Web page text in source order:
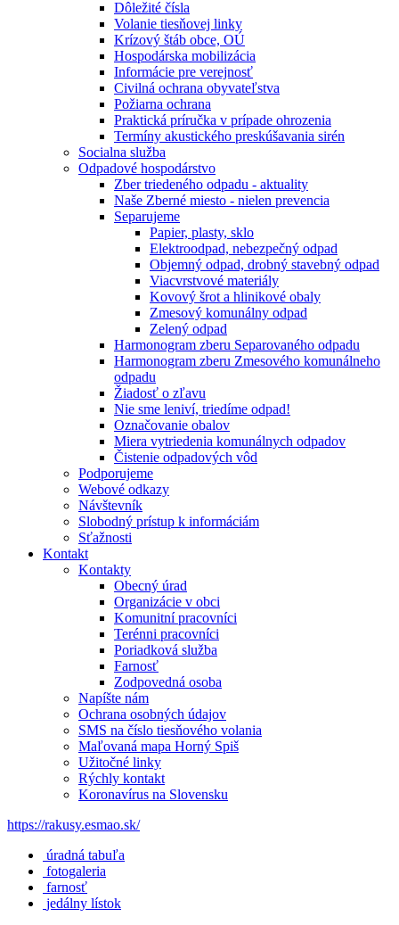
Dôležité čísla
Volanie tiesňovej linky
Krízový štáb obce, OÚ
Hospodárska mobilizácia
Informácie pre verejnosť
Civilná ochrana obyvateľstva
Požiarna ochrana
Praktická príručka v prípade ohrozenia
Termíny akustického preskúšavania sirén
Socialna služba
Odpadové hospodárstvo
Zber triedeného odpadu - aktuality
Naše Zberné miesto - nielen prevencia
Separujeme
Papier, plasty, sklo
Elektroodpad, nebezpečný odpad
Objemný odpad, drobný stavebný odpad
Viacvrstvové materiály
Kovový šrot a hlinikové obaly
Zmesový komunálny odpad
Zelený odpad
Harmonogram zberu Separovaného odpadu
Harmonogram zberu Zmesového komunálneho
odpadu
Žiadosť o zľavu
Nie sme leniví, triedíme odpad!
Označovanie obalov
Miera vytriedenia komunálnych odpadov
Čistenie odpadových vôd
Podporujeme
Webové odkazy
Návštevník
Slobodný prístup k informáciám
Sťažnosti
Kontakt
Kontakty
Obecný úrad
Organizácie v obci
Komunitní pracovníci
Terénni pracovníci
Poriadková služba
Farnosť
Zodpovedná osoba
Napíšte nám
Ochrana osobných údajov
SMS na číslo tiesňového volania
Maľovaná mapa Horný Spiš
Užitočné linky
Rýchly kontakt
Koronavírus na Slovensku
https://rakusy.esmao.sk/
úradná tabuľa
fotogaleria
farnosť
jedálny lístok